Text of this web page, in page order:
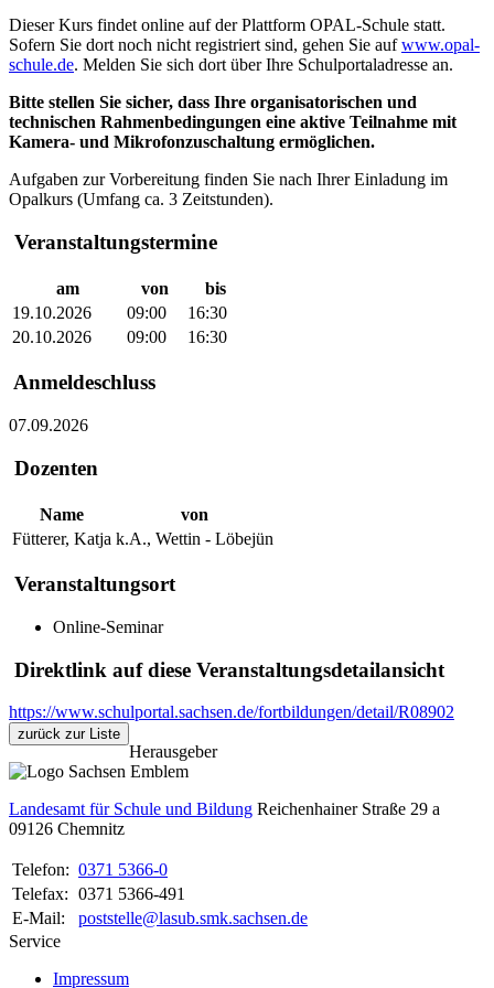
Dieser Kurs findet online auf der Plattform OPAL-Schule statt.
Sofern Sie dort noch nicht registriert sind, gehen Sie aufwww.opal-
schule.de. Melden Sie sich dort über Ihre Schulportaladresse an.
Bitte stellen Sie sicher, dass Ihre organisatorischen und
technischen Rahmenbedingungen eine aktive Teilnahme mit
Kamera- und Mikrofonzuschaltung ermöglichen.
Aufgaben zur Vorbereitung finden Sie nach Ihrer Einladung im
Opalkurs (Umfang ca. 3 Zeitstunden).
Veranstaltungstermine
am von
bis
19.10.2026
09:00
16:30
20.10.2026
09:00 16:30
Anmeldeschluss
07.09.2026
Dozenten
Name
von
Fütterer, Katja k.A., Wettin - Löbejün
Veranstaltungsort
Online-Seminar
Direktlink auf diese Veranstaltungsdetailansicht
https://www.schulportal.sachsen.de/fortbildungen/detail/R08902
zurück zur Liste
Herausgeber
Landesamt für Schule und Bildung Reichenhainer Straße 29 a
09126 Chemnitz
Telefon: 0371 5366-0
Telefax: 0371 5366-491
E-Mail:
poststelle@lasub.smk.sachsen.de
Service
Impressum